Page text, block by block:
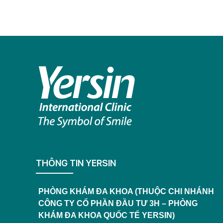
THÔNG TIN YERSIN
PHÒNG KHÁM ĐA KHOA (THUỘC CHI NHÁNH
CÔNG TY CỔ PHẦN ĐẦU TƯ 3H – PHÒNG
KHÁM ĐA KHOA QUỐC TẾ YERSIN)